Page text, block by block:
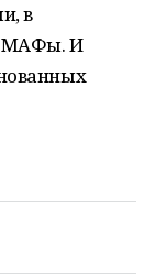
в
МАФы. И